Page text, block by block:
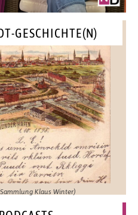
GESCHICHTE(N)
Klaus Winter)